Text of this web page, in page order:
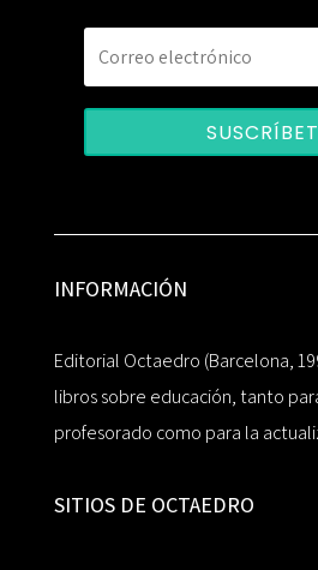
INFORMACIÓN
Editorial Octaedro (Barcelona,
libros sobre educación, tanto
profesorado como para la
SITIOS DE OCTAEDRO